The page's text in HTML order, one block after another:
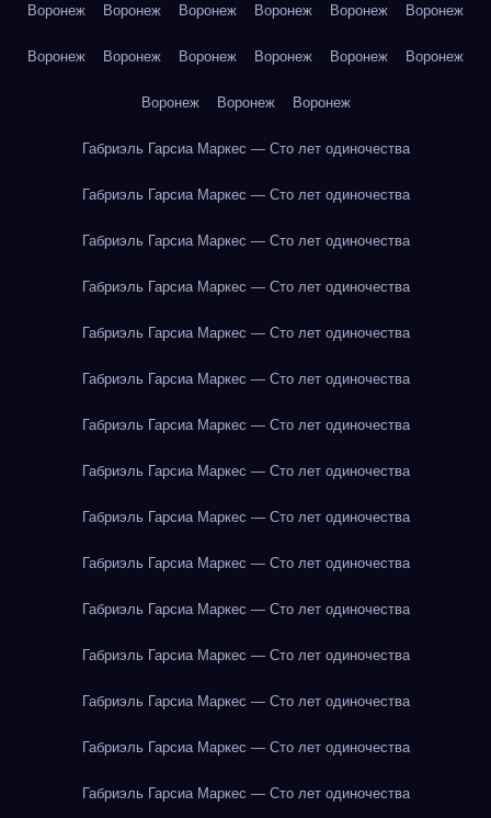
Воронеж Воронеж Воронеж Воронеж Воронеж Воронеж
Воронеж Воронеж Воронеж Воронеж Воронеж Воронеж
Воронеж Воронеж Воронеж
Габриэль Гарсиа Маркес — Сто лет одиночества
Габриэль Гарсиа Маркес — Сто лет одиночества
Габриэль Гарсиа Маркес — Сто лет одиночества
Габриэль Гарсиа Маркес — Сто лет одиночества
Габриэль Гарсиа Маркес — Сто лет одиночества
Габриэль Гарсиа Маркес — Сто лет одиночества
Габриэль Гарсиа Маркес — Сто лет одиночества
Габриэль Гарсиа Маркес — Сто лет одиночества
Габриэль Гарсиа Маркес — Сто лет одиночества
Габриэль Гарсиа Маркес — Сто лет одиночества
Габриэль Гарсиа Маркес — Сто лет одиночества
Габриэль Гарсиа Маркес — Сто лет одиночества
Габриэль Гарсиа Маркес — Сто лет одиночества
Габриэль Гарсиа Маркес — Сто лет одиночества
Габриэль Гарсиа Маркес — Сто лет одиночества